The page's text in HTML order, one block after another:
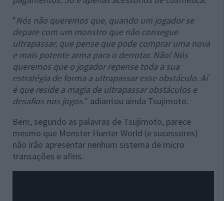
"Nós não queremos que, quando um jogador se
depare com um monstro que não consegue
ultrapassar, que pense que pode comprar uma nova
e mais potente arma para o derrotar. Não! Nós
queremos que o jogador repense toda a sua
estratégia de forma a ultrapassar esse obstáculo. Aí
é que reside a magia de ultrapassar obstáculos e
desafios nos jogos." adiantou ainda Tsujimoto.
Bem, segundo as palavras de Tsujimoto, parece
mesmo que Monster Hunter World (e sucessores)
não irão apresentar nenhum sistema de micro
transações e afins.